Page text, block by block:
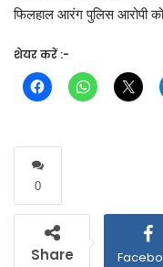
फिलहाल आरंग पुलिस आरोपी
शेयर करें :-
0
Share